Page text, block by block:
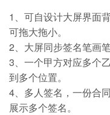
1、可自设计大屏界面
可拖大拖小。
2、大屏同步签名笔画
3、一个甲方对应多个
到多个位置。
4、多人签名，一份合
展示多个签名。